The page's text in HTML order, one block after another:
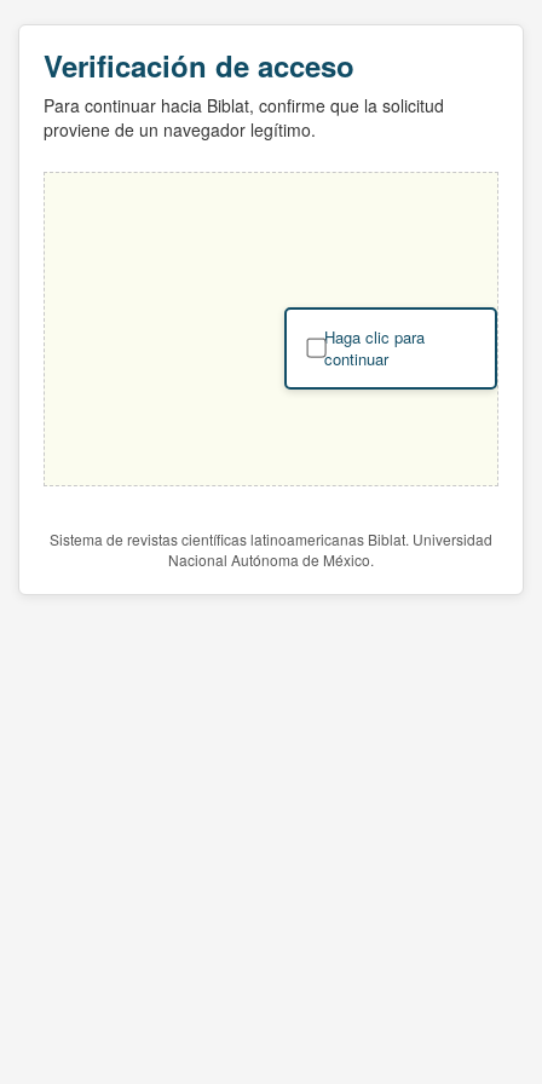
Verificación de acceso
Para continuar hacia Biblat, confirme que la solicitud
proviene de un navegador legítimo.
Haga clic para
continuar
Sistema de revistas científicas latinoamericanas Biblat. Universidad
Nacional Autónoma de México.